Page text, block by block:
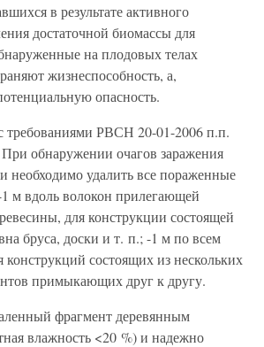
в результате активного
достаточной биомассы для
на плодовых телах
жизнеспособность, а,
опасность.
требованиями РВСН 20-01-2006 п.п.
обнаружении очагов заражения
необходимо удалить все пораженные
1 м вдоль волокон прилегающей
для конструкции состоящей
бруса, доски и т. п.; -1 м по всем
конструкций состоящих из нескольких
примыкающих друг к другу.
фрагмент деревянным
влажность <20 %) и надежно